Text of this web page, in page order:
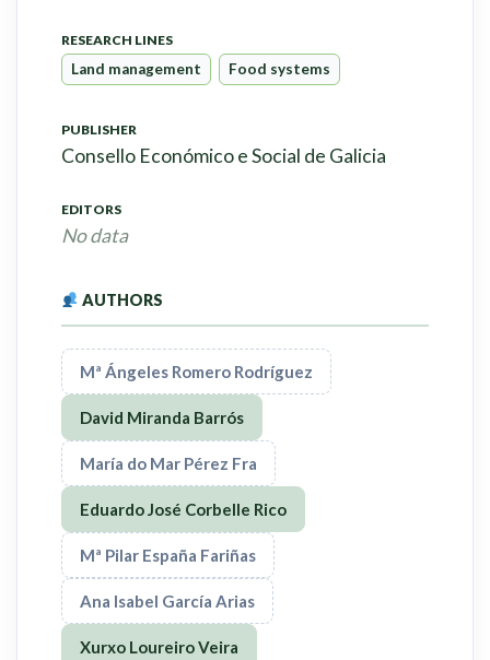
RESEARCH LINES
Land management Food systems
PUBLISHER
Consello Económico e Social de Galicia
EDITORS
No data
AUTHORS
Mª Ángeles Romero Rodríguez
David Miranda Barrós
María do Mar Pérez Fra
Eduardo José Corbelle Rico
Mª Pilar España Fariñas
Ana Isabel García Arias
Xurxo Loureiro Veira